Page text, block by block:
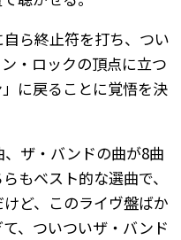
ら終止符を打ち、つい
・ロックの頂点に立つ
に戻ることに覚悟を決
ザ・バンドの曲が8曲
もベスト的な選曲で、
ど、このライヴ盤ばか
、ついついザ・バンド